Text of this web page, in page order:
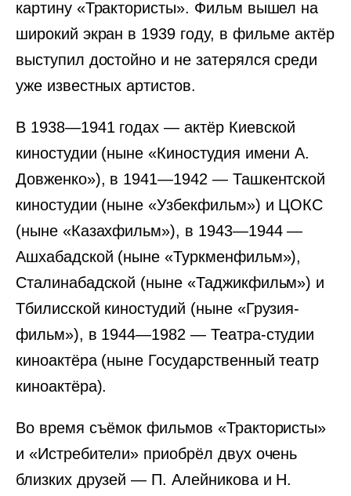
картину «Трактористы». Фильм вышел на
широкий экран в 1939 году, в фильме актёр
выступил достойно и не затерялся среди
уже известных артистов.
В 1938—1941 годах — актёр Киевской
киностудии (ныне «Киностудия имени А.
Довженко»), в 1941—1942 — Ташкентской
киностудии (ныне «Узбекфильм») и ЦОКС
(ныне «Казахфильм»), в 1943—1944 —
Ашхабадской (ныне «Туркменфильм»),
Сталинабадской (ныне «Таджикфильм») и
Тбилисской киностудий (ныне «Грузия-
фильм»), в 1944—1982 — Театра-студии
киноактёра (ныне Государственный театр
киноактёра).
Во время съёмок фильмов «Трактористы»
и «Истребители» приобрёл двух очень
близких друзей — П. Алейникова и Н.